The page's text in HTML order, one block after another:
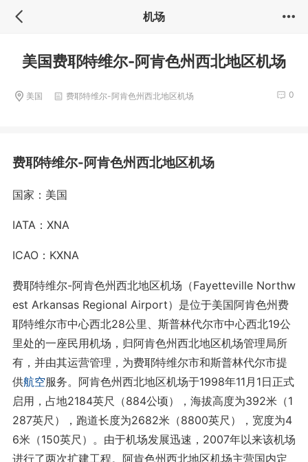
机场
美国费耶特维尔-阿肯色州西北地区机场
美国 费耶特维尔-阿肯色州西北地区机场 0
费耶特维尔-阿肯色州西北地区机场
国家：美国
IATA：XNA
ICAO：KXNA
费耶特维尔-阿肯色州西北地区机场（Fayetteville Northw
est Arkansas Regional Airport）是位于美国阿肯色州费
耶特维尔市中心西北28公里、斯普林代尔市中心西北19公
里处的一座民用机场，归阿肯色州西北地区机场管理局所
有，并由其运营管理，为费耶特维尔市和斯普林代尔市提
供航空服务。阿肯色州西北地区机场于1998年11月1日正式
启用，占地2184英尺（884公顷），海拔高度为392米（1
287英尺），跑道长度为2682米（8800英尺），宽度为4
6米（150英尺）。由于机场发展迅速，2007年以来该机场
进行了两次扩建工程。阿肯色州西北地区机场主营国内定